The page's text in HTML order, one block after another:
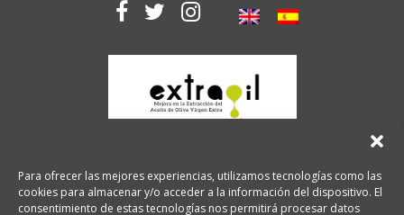
Para ofrecer las mejores experiencias, utilizamos tecnologías como las
cookies para almacenar y/o acceder a la información del dispositivo. El
consentimiento de estas tecnologías nos permitirá procesar datos